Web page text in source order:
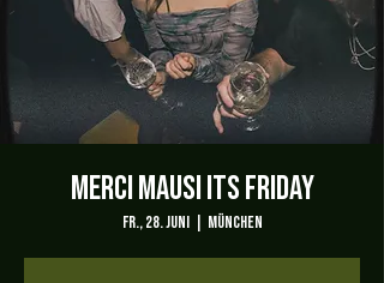
Merci Mausi Its friday
Fr., 28. Juni
  |
München